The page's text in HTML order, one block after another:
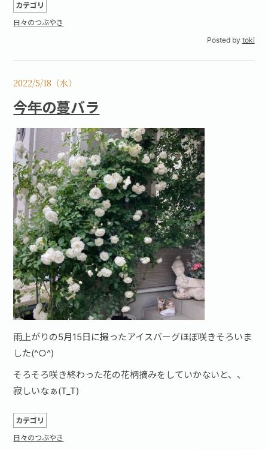
カテゴリ
日々のつぶやき
Posted by toki
2022/5/18（水）
今年の蔓バラ
雨上がりの5月15日に撮ったアイスバーグほぼ咲きそろいま
した(^○^)
そろそろ咲き終わった花の花柄摘みをしていかないと、、
寂しいなぁ(T_T)
カテゴリ
日々のつぶやき